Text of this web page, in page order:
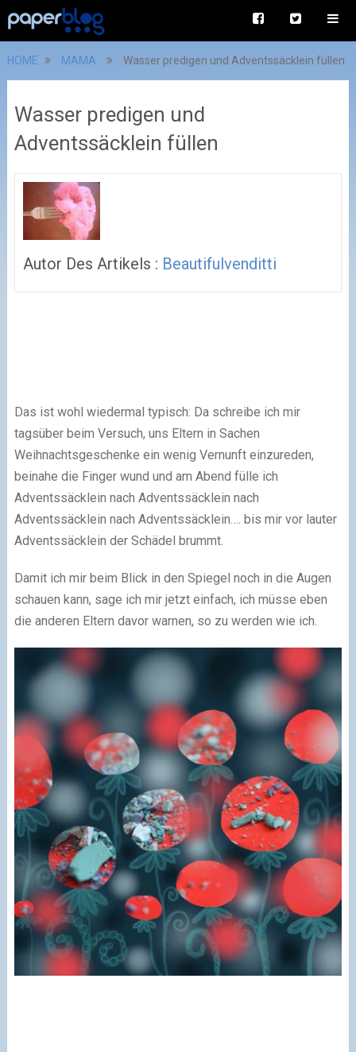
HOME MAMA Wasser predigen und Adventssäcklein füllen
Wasser predigen und
Adventssäcklein füllen
Autor Des Artikels : Beautifulvenditti
Das ist wohl wiedermal typisch: Da schreibe ich mir
tagsüber beim Versuch, uns Eltern in Sachen
Weihnachtsgeschenke ein wenig Vernunft einzureden,
beinahe die Finger wund und am Abend fülle ich
Adventssäcklein nach Adventssäcklein nach
Adventssäcklein nach Adventssäcklein…. bis mir vor lauter
Adventssäcklein der Schädel brummt.
Damit ich mir beim Blick in den Spiegel noch in die Augen
schauen kann, sage ich mir jetzt einfach, ich müsse eben
die anderen Eltern davor warnen, so zu werden wie ich.